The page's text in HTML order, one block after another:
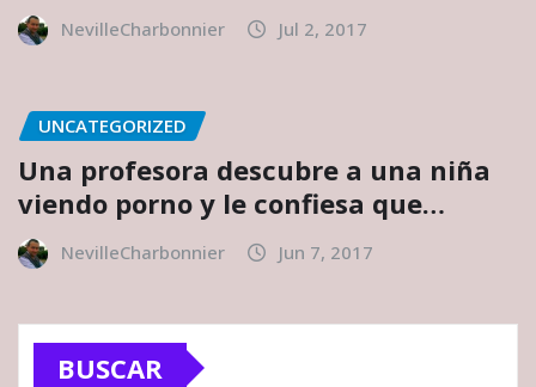
NevilleCharbonnier Jul 2, 2017
UNCATEGORIZED
Una profesora descubre a una niña
viendo porno y le confiesa que…
NevilleCharbonnier Jun 7, 2017
BUSCAR